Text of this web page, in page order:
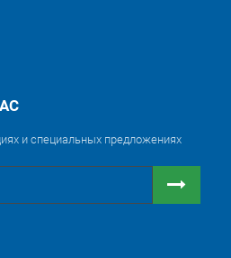
и специальных предложениях